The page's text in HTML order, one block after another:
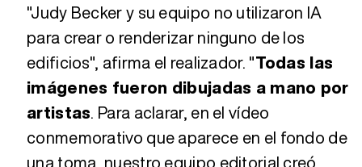
"Judy Becker y su equipo no utilizaron IA
para crear o renderizar ninguno de los
edificios", afirma el realizador. "Todas las
imágenes fueron dibujadas a mano por
artistas. Para aclarar, en el vídeo
conmemorativo que aparece en el fondo de